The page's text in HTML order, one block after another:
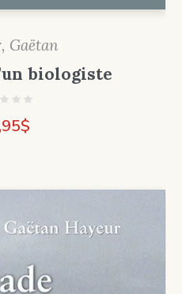
Gaëtan
biologiste
$